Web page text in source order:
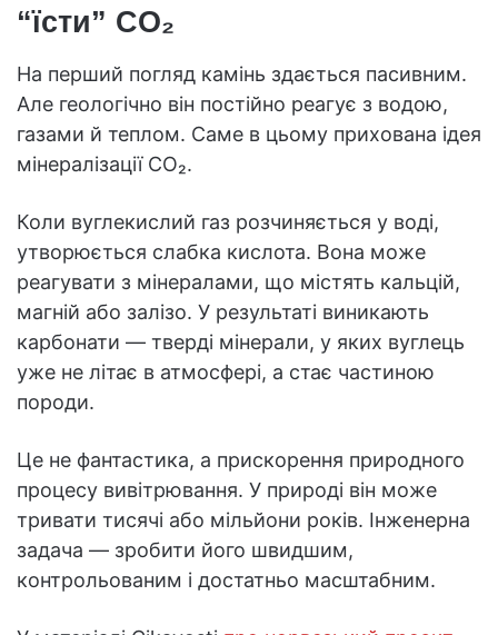
“їсти” CO₂
На перший погляд камінь здається пасивним.
Але геологічно він постійно реагує з водою,
газами й теплом. Саме в цьому прихована ідея
мінералізації CO₂.
Коли вуглекислий газ розчиняється у воді,
утворюється слабка кислота. Вона може
реагувати з мінералами, що містять кальцій,
магній або залізо. У результаті виникають
карбонати — тверді мінерали, у яких вуглець
уже не літає в атмосфері, а стає частиною
породи.
Це не фантастика, а прискорення природного
процесу вивітрювання. У природі він може
тривати тисячі або мільйони років. Інженерна
задача — зробити його швидшим,
контрольованим і достатньо масштабним.